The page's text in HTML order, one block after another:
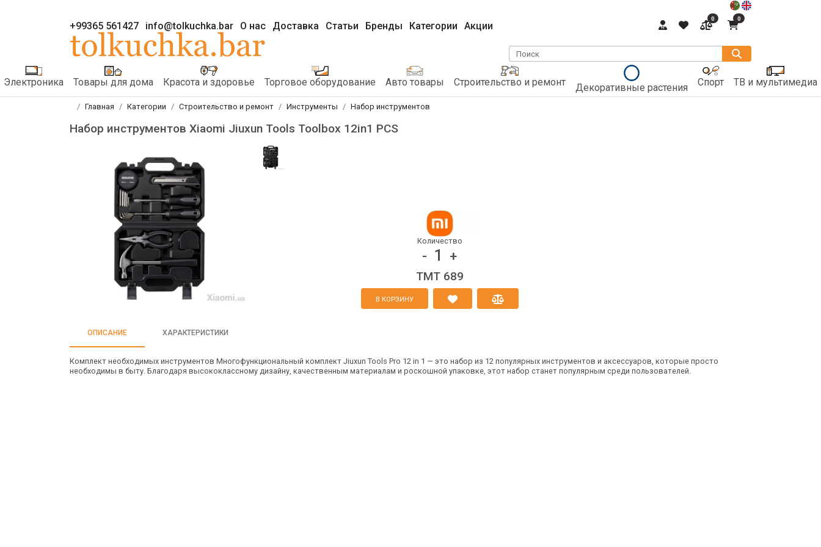
+99365 561427 info@tolkuchka.bar О нас Доставка Статьи Бренды Категории Акции
0 0
Поиск
Электроника Товары для дома Красота и здоровье Торговое оборудование Авто товары Строительство и ремонт Декоративные растения Спорт ТВ и мультимедиа
Главная Категории Строительство и ремонт Инструменты Набор инструментов
Набор инструментов Xiaomi Jiuxun Tools Toolbox 12in1 PCS
Количество
- 1 +
TMT 689
В КОРЗИНУ
ОПИСАНИЕ ХАРАКТЕРИСТИКИ
Комплект необходимых инструментов Многофункциональный комплект Jiuxun Tools Pro 12 in 1 — это набор из 12 популярных инструментов и аксессуаров, которые просто
необходимы в быту. Благодаря высококлассному дизайну, качественным материалам и роскошной упаковке, этот набор станет популярным среди пользователей.